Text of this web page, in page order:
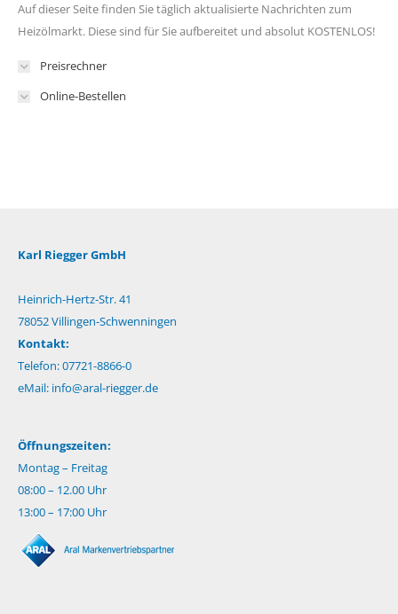
Auf dieser Seite finden Sie täglich aktualisierte Nachrichten zum
Heizölmarkt. Diese sind für Sie aufbereitet und absolut KOSTENLOS!
Preisrechner
Online-Bestellen
Karl Riegger GmbH
Heinrich-Hertz-Str. 41
78052 Villingen-Schwenningen
Kontakt:
Telefon: 07721-8866-0
eMail: info@aral-riegger.de
Öffnungszeiten:
Montag – Freitag
08:00 – 12.00 Uhr
13:00 – 17:00 Uhr